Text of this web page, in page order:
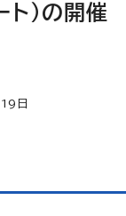
）の開催
19 日